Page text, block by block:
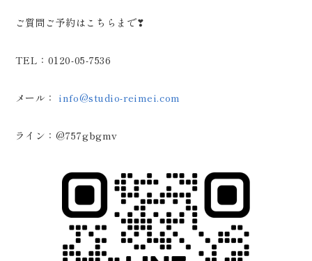
ご質問ご予約はこちらまで❣
TEL：0120-05-7536
メール： info@studio-reimei.com
ライン：@757gbgmv